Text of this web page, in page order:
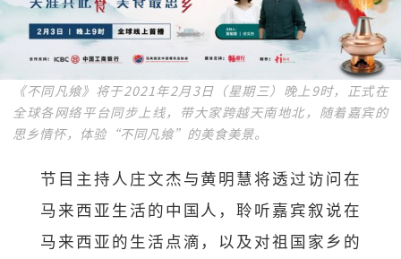
《不同凡飨》将于2021年2月3日（星期三）晚上9时，正式在
全球各网络平台同步上线，带大家跨越天南地北，随着嘉宾的
思乡情怀，体验“不同凡飨”的美食美景。
节目主持人庄文杰与黄明慧将透过访问在
马来西亚生活的中国人，聆听嘉宾叙说在
马来西亚的生活点滴，以及对祖国家乡的